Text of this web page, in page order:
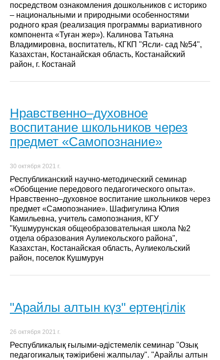
посредством ознакомления дошкольников с историко
– национальными и природными особенностями
родного края (реализация программы вариативного
компонента «Туған жер»). Калинова Татьяна
Владимировна, воспитатель, КГКП "Ясли- сад №54",
Казахстан, Костанайская область, Костанайский
район, г. Костанай
Нравственно–духовное
воспитание школьников через
предмет «Самопознание»
30 октября 2021 г.
Республиканский научно-методический семинар
«Обобщение передового педагогического опыта».
Нравственно–духовное воспитание школьников через
предмет «Самопознание». Шафигулина Юлия
Камильевна, учитель самопознания, КГУ
"Кушмурунская общеобразовательная школа №2
отдела образования Аулиекольского района",
Казахстан, Костанайская область, Аулиекольский
район, поселок Кушмурун
"Арайлы алтын күз" ертеңгілік
26 октября 2021 г.
Республикалық ғылыми-әдістемелік семинар "Озық
педагогикалық тәжірибені жалпылау". "Арайлы алтын